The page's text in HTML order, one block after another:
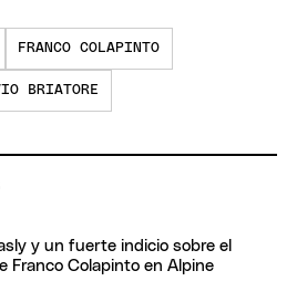
FRANCO COLAPINTO
BRIATORE
y un fuerte indicio sobre el
Franco Colapinto en Alpine